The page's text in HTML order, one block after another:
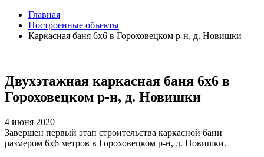
Главная
Построенные объекты
Каркасная баня 6х6 в Гороховецком р-н, д. Новишки
Двухэтажная каркасная баня 6х6 в
Гороховецком р-н, д. Новишки
4 июня 2020
Завершен первый этап строительства каркасной бани
размером 6х6 метров в Гороховецком р-н, д. Новишки.